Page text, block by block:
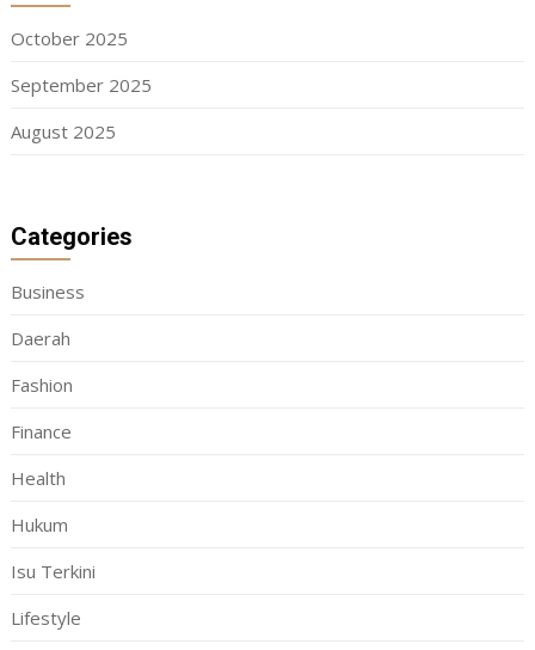
October 2025
September 2025
August 2025
Categories
Business
Daerah
Fashion
Finance
Health
Hukum
Isu Terkini
Lifestyle